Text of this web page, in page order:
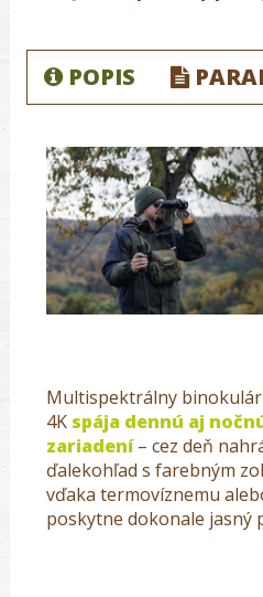
POPIS
Multispektrálny
4K spája dennú aj
zariadení– cez deň
ďalekohľad s farebným
vďaka termovíznemu
poskytne dokonale jasný